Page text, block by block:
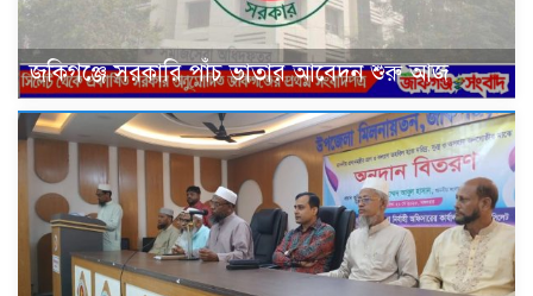
জকিগঞ্জে সরকারি পাঁচ ভাতার আবেদন শুরু আজ